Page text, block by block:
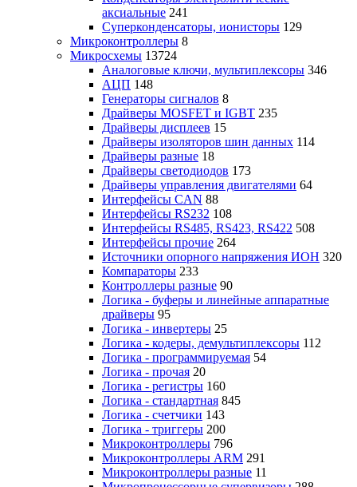
аксиальные 241
Суперконденсаторы, ионисторы 129
Микроконтроллеры 8
Микросхемы 13724
Аналоговые ключи, мультиплексоры 346
АЦП 148
Генераторы сигналов 8
Драйверы MOSFET и IGBT 235
Драйверы дисплеев 15
Драйверы изоляторов шин данных 114
Драйверы разные 18
Драйверы светодиодов 173
Драйверы управления двигателями 64
Интерфейсы CAN 88
Интерфейсы RS232 108
Интерфейсы RS485, RS423, RS422 508
Интерфейсы прочие 264
Источники опорного напряжения ИОН 320
Компараторы 233
Контроллеры разные 90
Логика - буферы и линейные аппаратные
драйверы 95
Логика - инвертеры 25
Логика - кодеры, демультиплексоры 112
Логика - программируемая 54
Логика - прочая 20
Логика - регистры 160
Логика - стандартная 845
Логика - счетчики 143
Логика - триггеры 200
Микроконтроллеры 796
Микроконтроллеры ARM 291
Микроконтроллеры разные 11